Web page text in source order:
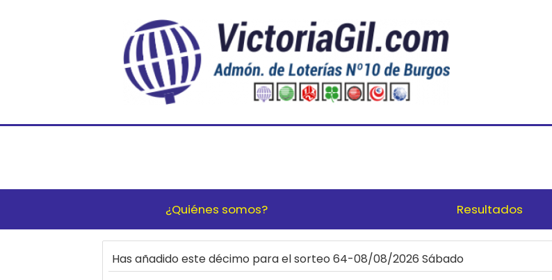
¿Quiénes somos? Resultados
Has añadido este décimo para el sorteo 64-08/08/2026 Sábado